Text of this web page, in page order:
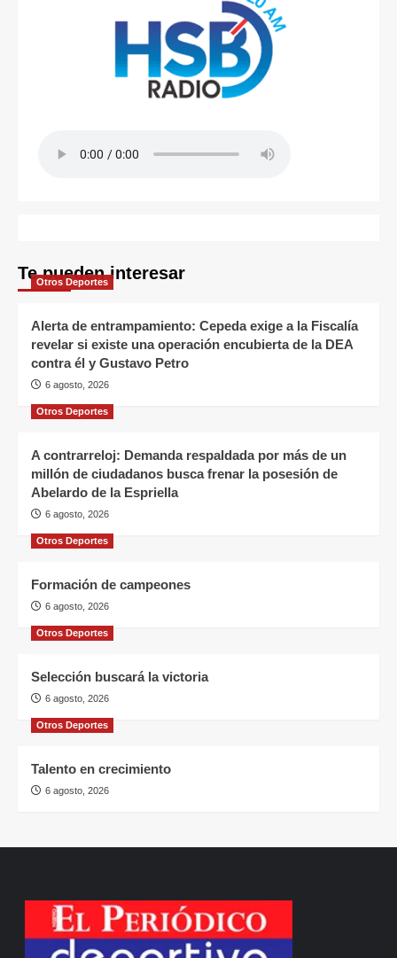
Te pueden interesar
Otros Deportes
Alerta de entrampamiento: Cepeda exige a la Fiscalía
revelar si existe una operación encubierta de la DEA
contra él y Gustavo Petro
6 agosto, 2026
Otros Deportes
A contrarreloj: Demanda respaldada por más de un
millón de ciudadanos busca frenar la posesión de
Abelardo de la Espriella
6 agosto, 2026
Otros Deportes
Formación de campeones
6 agosto, 2026
Otros Deportes
Selección buscará la victoria
6 agosto, 2026
Otros Deportes
Talento en crecimiento
6 agosto, 2026